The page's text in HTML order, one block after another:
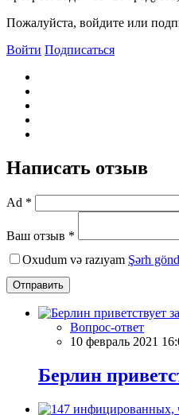
Пожалуйста, войдите или
Войти Подписаться
Написать отзыв
Ad *
Ваш отзыв *
Oxudum və razıyam Şərh
Отправить
Вопрос-ответ
10 февраль 2021
Берлин